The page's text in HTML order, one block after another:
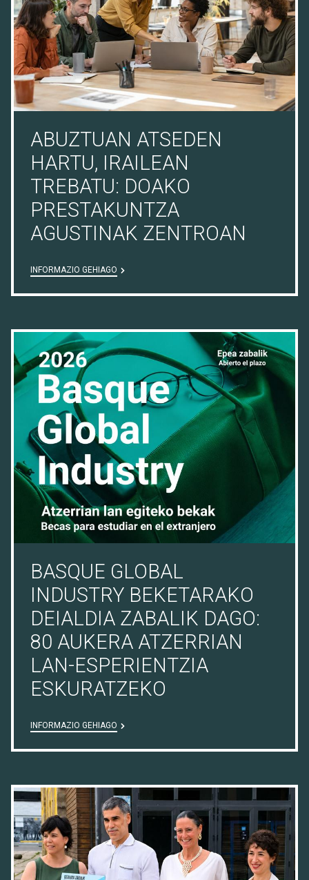
ABUZTUAN ATSEDEN
HARTU, IRAILEAN
TREBATU: DOAKO
PRESTAKUNTZA
AGUSTINAK ZENTROAN
INFORMAZIO GEHIAGO
28/07/26
BASQUE GLOBAL
INDUSTRY BEKETARAKO
DEIALDIA ZABALIK DAGO:
80 AUKERA ATZERRIAN
LAN-ESPERIENTZIA
ESKURATZEKO
INFORMAZIO GEHIAGO
16/07/26